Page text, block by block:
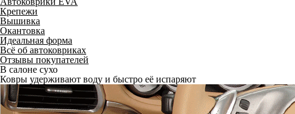
Крепежи
Вышивка
Окантовка
Идеальная форма
Всё об автоковриках
Отзывы покупателей
В салоне сухо
Ковры удерживают воду и быстро её испаряют